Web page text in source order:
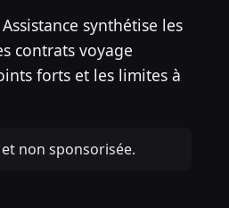
synthétise les
contrats voyage
forts et les limites à
non sponsorisée.